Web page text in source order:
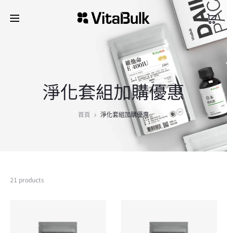
淨化套組加購優惠
首頁 淨化套組加購優惠
21 products